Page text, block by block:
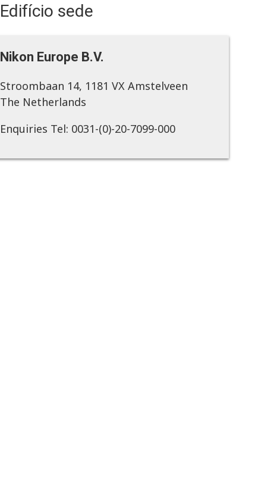
Edifício sede
Nikon Europe B.V.
Stroombaan 14, 1181 VX Amstelveen
The Netherlands
Enquiries Tel: 0031-(0)-20-7099-000